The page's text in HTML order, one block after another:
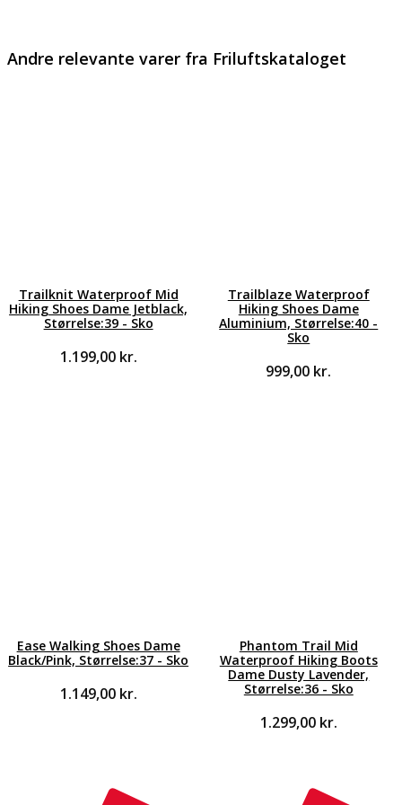
Andre relevante varer fra Friluftskataloget
Trailknit Waterproof Mid
Hiking Shoes Dame Jetblack,
Størrelse:39 - Sko
1.199,00 kr.
Trailblaze Waterproof
Hiking Shoes Dame
Aluminium, Størrelse:40 -
Sko
999,00 kr.
Ease Walking Shoes Dame
Black/Pink, Størrelse:37 - Sko
1.149,00 kr.
Phantom Trail Mid
Waterproof Hiking Boots
Dame Dusty Lavender,
Størrelse:36 - Sko
1.299,00 kr.